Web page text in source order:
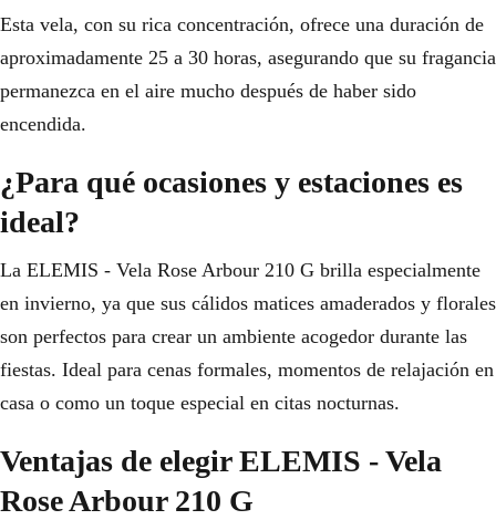
Esta vela, con su rica concentración, ofrece una duración de
aproximadamente 25 a 30 horas, asegurando que su fragancia
permanezca en el aire mucho después de haber sido
encendida.
¿Para qué ocasiones y estaciones es
ideal?
La ELEMIS - Vela Rose Arbour 210 G brilla especialmente
en invierno, ya que sus cálidos matices amaderados y florales
son perfectos para crear un ambiente acogedor durante las
fiestas. Ideal para cenas formales, momentos de relajación en
casa o como un toque especial en citas nocturnas.
Ventajas de elegir ELEMIS - Vela
Rose Arbour 210 G